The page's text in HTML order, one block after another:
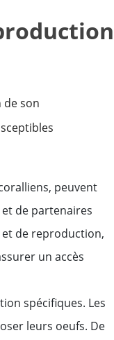
son
peuvent
de partenaires
et de reproduction,
un accès
spécifiques. Les
leurs oeufs. De